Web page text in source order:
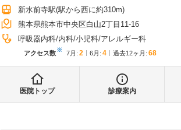
新水前寺駅(駅から西に約310m)
熊本県熊本市中央区白山2丁目11-16
呼吸器内科 内科 小児科 アレルギー科
アクセス数※ 7月 : 2 6月 : 4 過去12ヶ月: 68
医院トップ 診療案内